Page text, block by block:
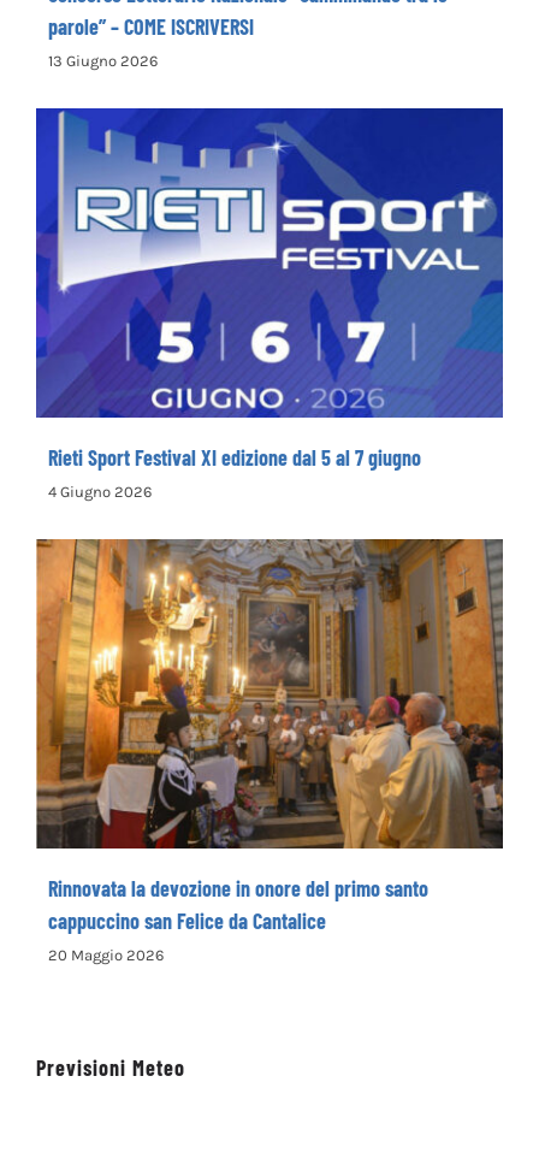
La Cooperativa Sociale Levante promuove il 1°
Concorso Letterario Nazionale “Camminando tra le
parole” – COME ISCRIVERSI
13 Giugno 2026
Rieti Sport Festival XI edizione dal 5 al 7
giugno
Rieti Sport Festival XI edizione dal 5 al 7 giugno
4 Giugno 2026
Rinnovata la devozione in onore del primo
santo cappuccino san Felice da Cantalice
Rinnovata la devozione in onore del primo santo
cappuccino san Felice da Cantalice